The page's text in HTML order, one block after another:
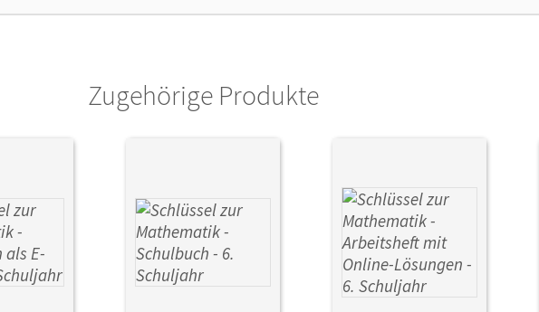
Cornelsen Verlag
Hecht, Wolfgang; Nix, Frank; Koullen, Reinhold; Paffen, Hans-
Sprehe, Christine; Kreuz, Jeannine; Oster, Barbara
Zugehörige Produkte